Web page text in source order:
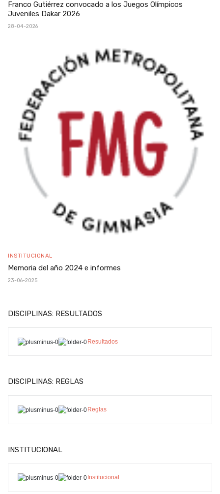
Franco Gutiérrez convocado a los Juegos Olímpicos
Juveniles Dakar 2026
28-04-2026
INSTITUCIONAL
Memoria del año 2024 e informes
23-06-2025
DISCIPLINAS: RESULTADOS
Resultados
DISCIPLINAS: REGLAS
Reglas
INSTITUCIONAL
Institucional